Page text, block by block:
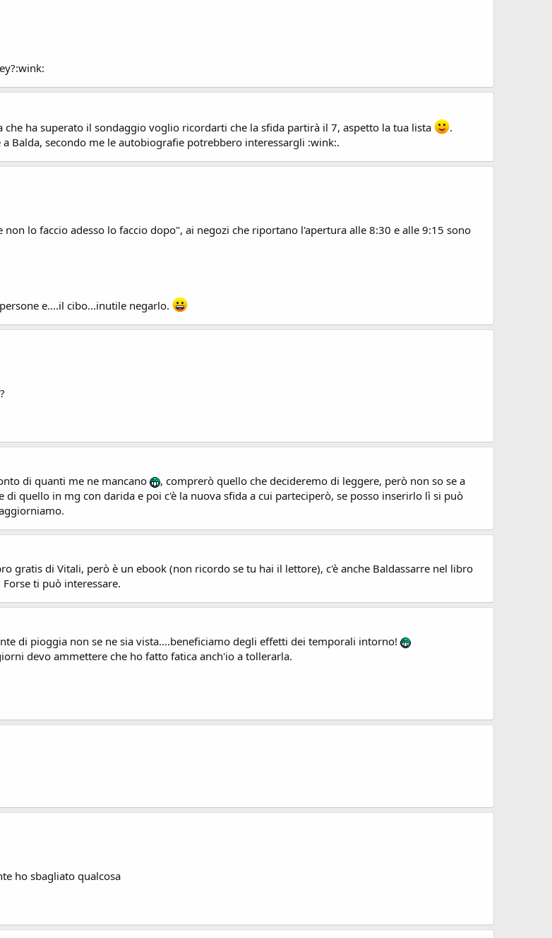
ha superato il sondaggio voglio ricordarti che la sfida partirà il 7, aspetto la tua lista
.
Balda, secondo me le autobiografie potrebbero interessargli :wink:.
lo faccio adesso lo faccio dopo", ai negozi che riportano l'apertura alle 8:30 e alle 9:15 sono
e....il cibo...inutile negarlo.
di quanti me ne mancano
, comprerò quello che decideremo di leggere, però non so se a
quello in mg con darida e poi c'è la nuova sfida a cui parteciperò, se posso inserirlo lì si può
gratis di Vitali, però è un ebook (non ricordo se tu hai il lettore), c'è anche Baldassarre nel libro
ti può interessare.
di pioggia non se ne sia vista....beneficiamo degli effetti dei temporali intorno!
devo ammettere che ho fatto fatica anch'io a tollerarla.
ho sbagliato qualcosa